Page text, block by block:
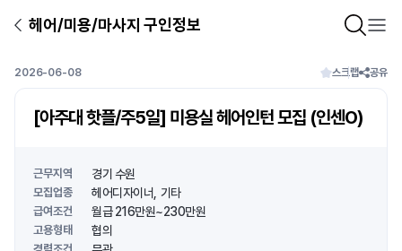
헤어/미용/마사지 구인정보
2026-06-08 스크랩 공유
[아주대 핫플/주5일] 미용실 헤어인턴 모집 (인센O)
근무지역 경기 수원
모집업종 헤어디자이너 기타
급여조건 월급 216만원~230만원
고용형태 협의